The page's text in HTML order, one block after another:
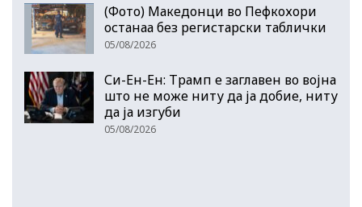
(Фото) Македонци во Пефкохори
останаа без регистарски таблички
05/08/2026
Си-Ен-Ен: Трамп е заглавен во војна
што не може ниту да ја добие, ниту
да ја изгуби
05/08/2026